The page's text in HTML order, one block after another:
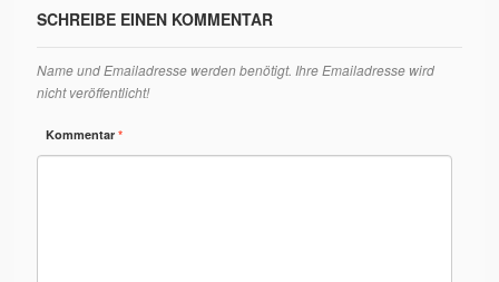
SCHREIBE EINEN KOMMENTAR
Name und Emailadresse werden benötigt. Ihre Emailadresse wird
nicht veröffentlicht!
Kommentar*